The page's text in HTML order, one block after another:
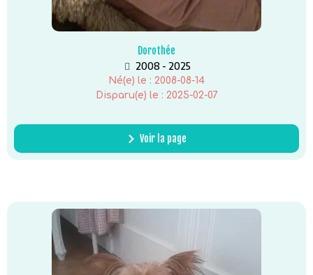
Dorothée
2008 - 2025
Né(e) le : 2008-08-14
Disparu(e) le : 2025-02-07
Voir la page